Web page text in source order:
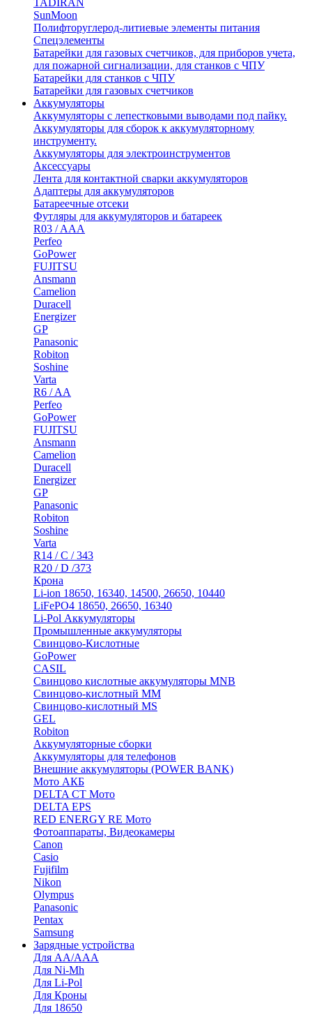
TADIRAN
SunMoon
Полифторуглерод-литиевые элементы питания
Спецэлементы
Батарейки для газовых счетчиков, для приборов учета,
для пожарной сигнализации, для станков с ЧПУ
Батарейки для станков с ЧПУ
Батарейки для газовых счетчиков
Аккумуляторы
Аккумуляторы с лепестковыми выводами под пайку.
Аккумуляторы для сборок к аккумуляторному
инструменту.
Аккумуляторы для электроинструментов
Аксессуары
Лента для контактной сварки аккумуляторов
Адаптеры для аккумуляторов
Батареечные отсеки
Футляры для аккумуляторов и батареек
R03 / AAA
Perfeo
GoPower
FUJITSU
Ansmann
Camelion
Duracell
Energizer
GP
Panasonic
Robiton
Soshine
Varta
R6 / AA
Perfeo
GoPower
FUJITSU
Ansmann
Camelion
Duracell
Energizer
GP
Panasonic
Robiton
Soshine
Varta
R14 / C / 343
R20 / D /373
Крона
Li-ion 18650, 16340, 14500, 26650, 10440
LiFePO4 18650, 26650, 16340
Li-Pol Аккумуляторы
Промышленные аккумуляторы
Свинцово-Кислотные
GoPower
CASIL
Свинцово кислотные аккумуляторы MNB
Cвинцово-кислотный MM
Cвинцово-кислотный MS
GEL
Robiton
Аккумуляторные сборки
Аккумуляторы для телефонов
Внешние аккумуляторы (POWER BANK)
Мото АКБ
DELTA CT Мото
DELTA EPS
RED ENERGY RE Мото
Фотоаппараты, Видеокамеры
Canon
Casio
Fujifilm
Nikon
Olympus
Panasonic
Pentax
Samsung
Зарядные устройства
Для AA/AAA
Для Ni-Mh
Для Li-Pol
Для Кроны
Для 18650